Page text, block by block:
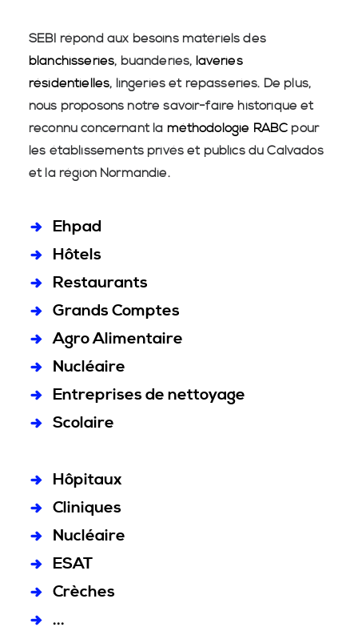
SEBI répond aux besoins matériels des
blanchisseries, buanderies, laveries
résidentielles, lingeries et repasseries. De plus,
nous proposons notre savoir-faire historique et
reconnu concernant la méthodologie RABC pour
les établissements privés et publics du Calvados
et la région Normandie.
Ehpad
Hôtels
Restaurants
Grands Comptes
Agro Alimentaire
Nucléaire
Entreprises de nettoyage
Scolaire
Hôpitaux
Cliniques
Nucléaire
ESAT
Crèches
...